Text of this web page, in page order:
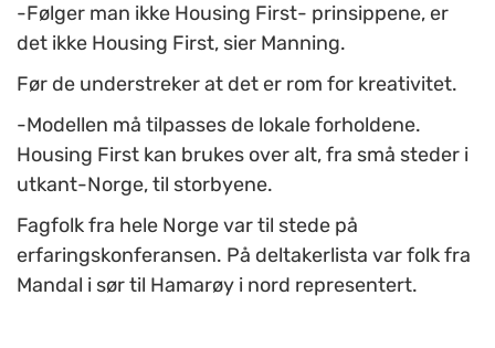
-Følger man ikke Housing First- prinsippene, er
det ikke Housing First, sier Manning.
Før de understreker at det er rom for kreativitet.
-Modellen må tilpasses de lokale forholdene.
Housing First kan brukes over alt, fra små steder i
utkant-Norge, til storbyene.
Fagfolk fra hele Norge var til stede på
erfaringskonferansen. På deltakerlista var folk fra
Mandal i sør til Hamarøy i nord representert.